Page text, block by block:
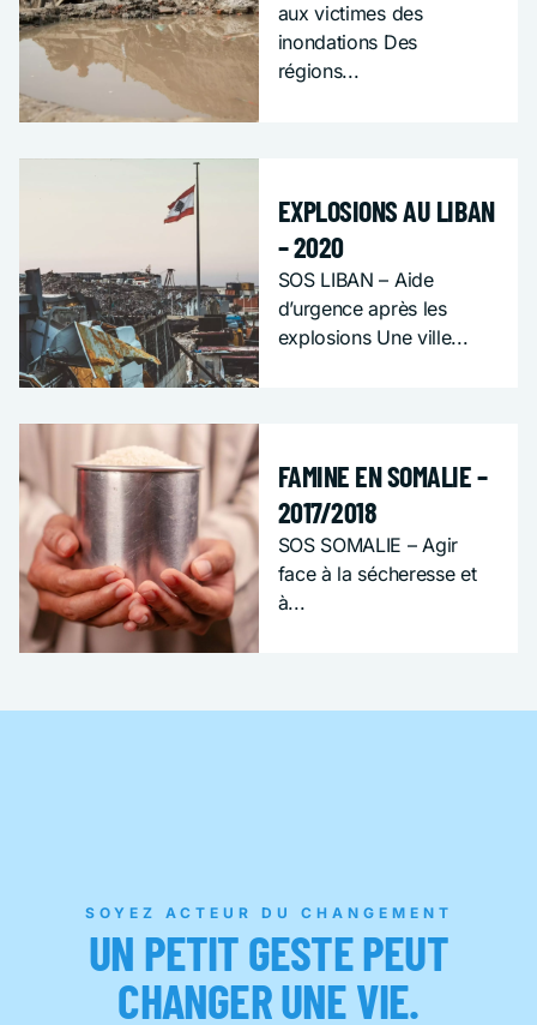
aux victimes des
inondations Des
régions...
EXPLOSIONS AU LIBAN
– 2020
SOS LIBAN – Aide
d’urgence après les
explosions Une ville...
FAMINE EN SOMALIE –
2017/2018
SOS SOMALIE – Agir
face à la sécheresse et
à...
SOYEZ ACTEUR DU CHANGEMENT
UN PETIT GESTE PEUT
CHANGER UNE VIE.